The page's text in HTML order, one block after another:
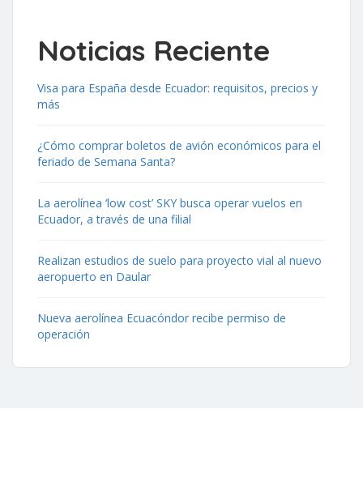
Noticias Reciente
Visa para España desde Ecuador: requisitos, precios y
más
¿Cómo comprar boletos de avión económicos para el
feriado de Semana Santa?
La aerolínea ‘low cost’ SKY busca operar vuelos en
Ecuador, a través de una filial
Realizan estudios de suelo para proyecto vial al nuevo
aeropuerto en Daular
Nueva aerolínea Ecuacóndor recibe permiso de
operación